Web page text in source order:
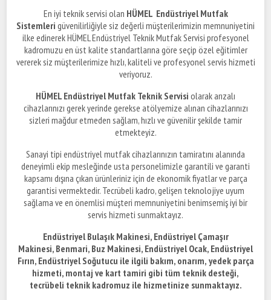
En iyi teknik servisi olan HÜMEL Endüstriyel Mutfak
Sistemleri güvenilirliğiyle siz değerli müşterilerimizin memnuniyetini
ilke edinerek HÜMEL Endüstriyel Teknik Mutfak Servisi profesyonel
kadromuzu en üst kalite standartlarına göre seçip özel eğitimler
vererek siz müşterilerimize hızlı, kaliteli ve profesyonel servis hizmeti
veriyoruz.
HÜMEL Endüstriyel Mutfak Teknik Servisi olarak arızalı
cihazlarınızı gerek yerinde gerekse atölyemize alınan cihazlarınızı
sizleri mağdur etmeden sağlam, hızlı ve güvenilir şekilde tamir
etmekteyiz.
Sanayi tipi endüstriyel mutfak cihazlarınızın tamiratını alanında
deneyimli ekip mesleğinde usta personelimizle garantili ve garanti
kapsamı dışına çıkan ürünleriniz için de ekonomik fiyatlar ve parça
garantisi vermektedir. Tecrübeli kadro, gelişen teknolojiye uyum
sağlama ve en önemlisi müşteri memnuniyetini benimsemiş iyi bir
servis hizmeti sunmaktayız.
Endüstriyel Bulaşık Makinesi, Endüstriyel Çamaşır
Makinesi, Benmari, Buz Makinesi, Endüstriyel Ocak, Endüstriyel
Fırın, Endüstriyel Soğutucu ile ilgili bakım, onarım, yedek parça
hizmeti, montaj ve kart tamiri gibi tüm teknik desteği,
tecrübeli teknik kadromuz ile hizmetinize sunmaktayız.